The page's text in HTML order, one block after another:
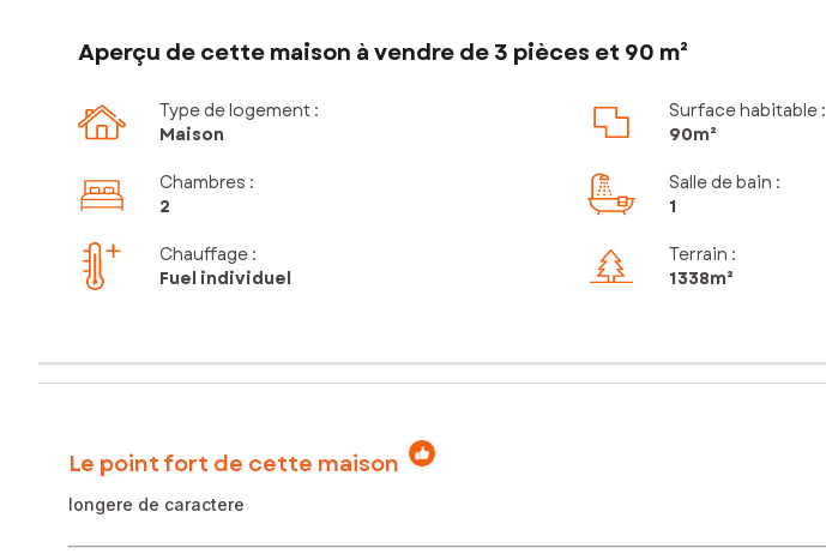
Aperçu de cette maison à vendre de 3 pièces et 90 m²
Type de logement :
Maison
Surface habitable :
90m²
Chambres :
2
Salle de bain :
1
Chauffage :
Fuel individuel
Terrain :
1 338m²
Le point fort de cette maison
longere de caractere